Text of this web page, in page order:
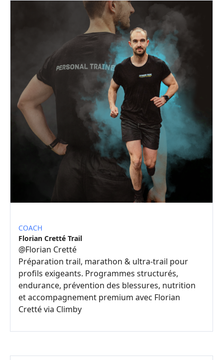
COACH
Florian Cretté Trail
@Florian Cretté
Préparation trail, marathon & ultra-trail pour
profils exigeants. Programmes structurés,
endurance, prévention des blessures, nutrition
et accompagnement premium avec Florian
Cretté via Climby